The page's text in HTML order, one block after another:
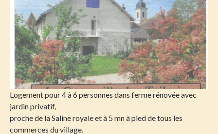
Logement pour 4 à 6 personnes dans ferme rénovée avec
jardin privatif,
proche de la Saline royale et à 5 mn à pied de tous les
commerces du village.